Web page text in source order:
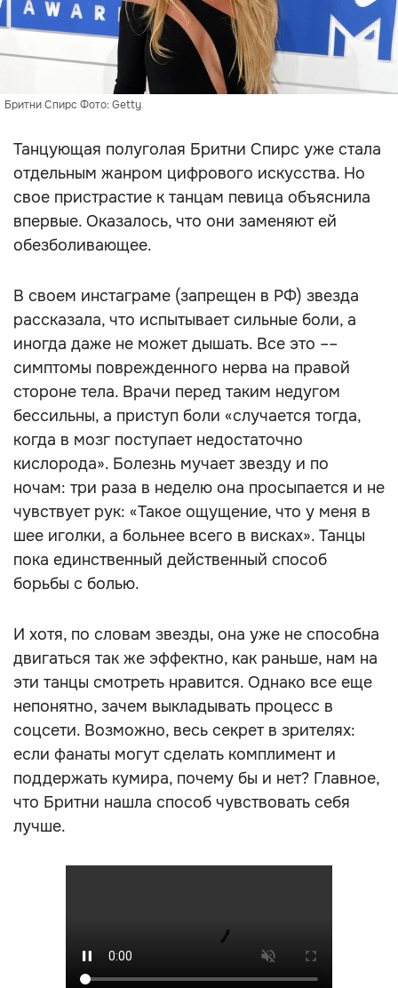
Бритни Спирс Фото: Getty
Танцующая полуголая Бритни Спирс уже стала
отдельным жанром цифрового искусства. Но
свое пристрастие к танцам певица объяснила
впервые. Оказалось, что они заменяют ей
обезболивающее.
В своем инстаграме (запрещен в РФ) звезда
рассказала, что испытывает сильные боли, а
иногда даже не может дышать. Все это ––
симптомы поврежденного нерва на правой
стороне тела. Врачи перед таким недугом
бессильны, а приступ боли «случается тогда,
когда в мозг поступает недостаточно
кислорода». Болезнь мучает звезду и по
ночам: три раза в неделю она просыпается и не
чувствует рук: «Такое ощущение, что у меня в
шее иголки, а больнее всего в висках». Танцы
пока единственный действенный способ
борьбы с болью.
И хотя, по словам звезды, она уже не способна
двигаться так же эффектно, как раньше, нам на
эти танцы смотреть нравится. Однако все еще
непонятно, зачем выкладывать процесс в
соцсети. Возможно, весь секрет в зрителях:
если фанаты могут сделать комплимент и
поддержать кумира, почему бы и нет? Главное,
что Бритни нашла способ чувствовать себя
лучше.